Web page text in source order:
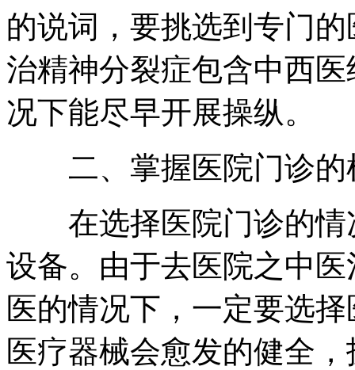
的说词，要挑选到专门
治精神分裂症包含中西
况下能尽早开展操纵。
二、掌握医院门诊的
在选择医院门诊的情
设备。由于去医院之中
医的情况下，一定要选
医疗器械会愈发的健全